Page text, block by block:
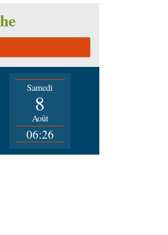
Samedi
8
Août
06:26